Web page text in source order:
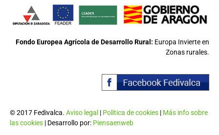
Fondo Europea Agrícola de Desarrollo Rural: Europa Invierte en
Zonas rurales.
© 2017 Fedivalca. Aviso legal | Política de cookies | Más info sobre
las cookies | Desarrollo por: Piensaenweb